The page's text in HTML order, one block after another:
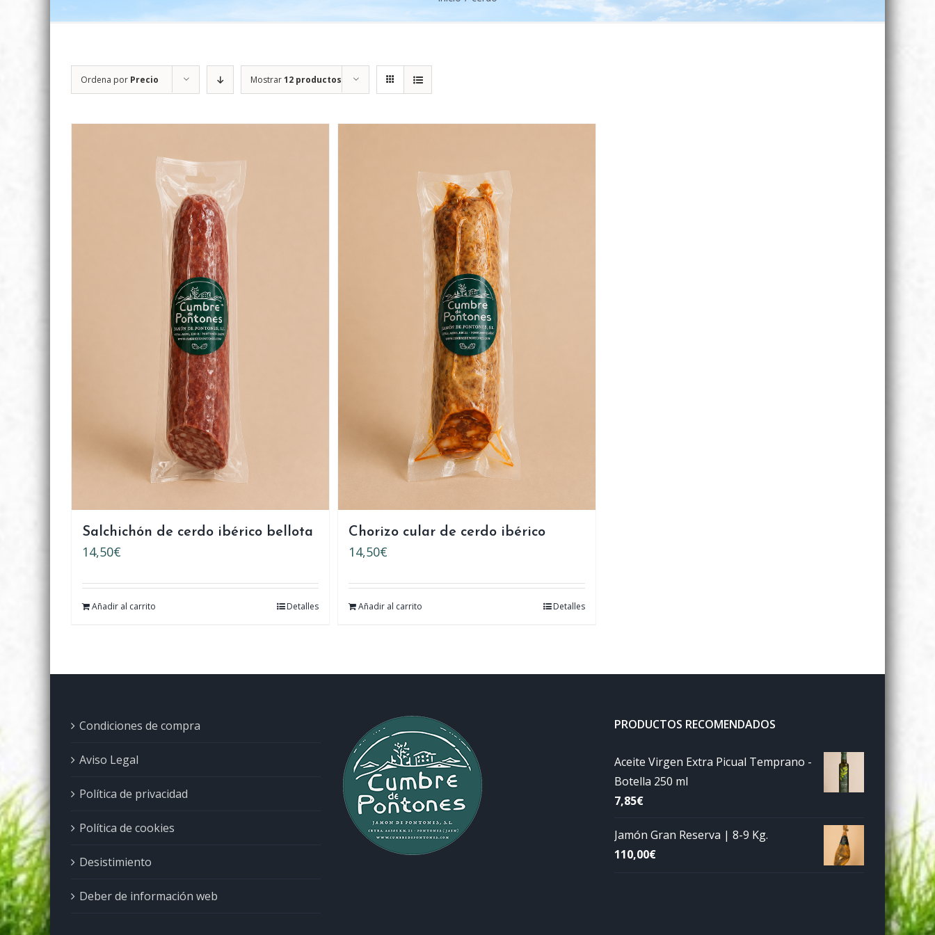
Ordena por Precio Mostrar12 productos
Salchichón de cerdo ibérico bellota
14,50€
Añadir al carrito Detalles
Chorizo cular de cerdo ibérico
14,50€
Añadir al carrito Detalles
Condiciones de compra
Aviso Legal
Política de privacidad
Política de cookies
Desistimiento
Deber de información web
PRODUCTOS RECOMENDADOS
Aceite Virgen Extra Picual Temprano -
Botella 250 ml
7,85€
Jamón Gran Reserva | 8-9 Kg.
110,00€